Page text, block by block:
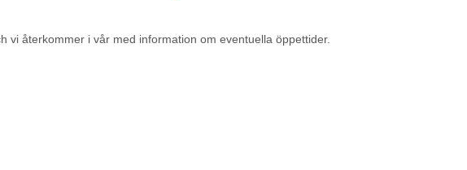
återkommer i vår med information om eventuella öppettider.